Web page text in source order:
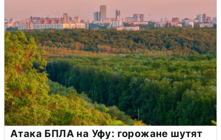
Атака БПЛА на Уфу: горожане шутят